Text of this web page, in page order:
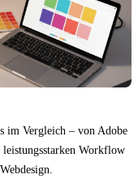
im Vergleich – von Adobe
Workflow